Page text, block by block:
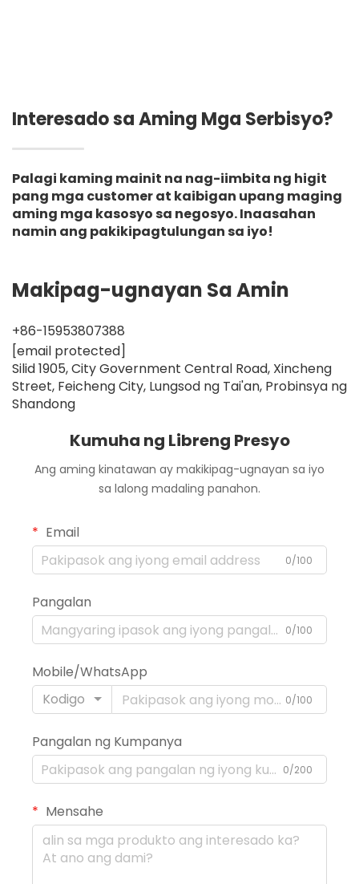
Interesado sa Aming Mga Serbisyo?
Palagi kaming mainit na nag-iimbita ng higit
pang mga customer at kaibigan upang maging
aming mga kasosyo sa negosyo. Inaasahan
namin ang pakikipagtulungan sa iyo!
Makipag-ugnayan Sa Amin
+86-15953807388
[email protected]
Silid 1905, City Government Central Road, Xincheng
Street, Feicheng City, Lungsod ng Tai'an, Probinsya ng
Shandong
Kumuha ng Libreng Presyo
Ang aming kinatawan ay makikipag-ugnayan sa iyo
sa lalong madaling panahon.
Email
0/100
Pangalan
0/100
Mobile/WhatsApp
Kodigo
0/100
Pangalan ng Kumpanya
0/200
Mensahe